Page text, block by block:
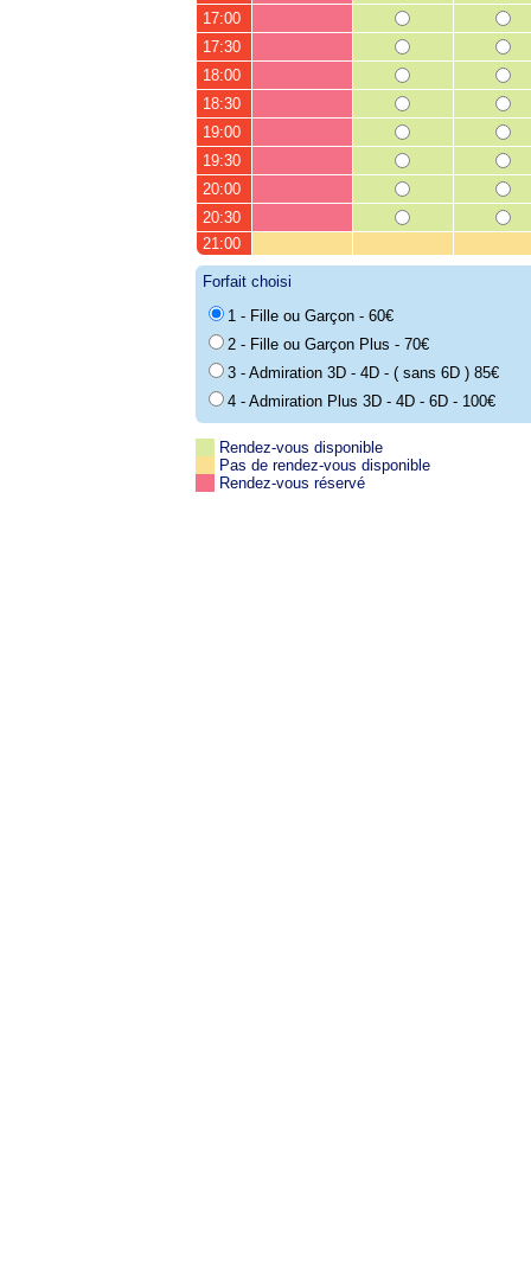
17:00
17:30
18:00
18:30
19:00
19:30
20:00
20:30
21:00
Forfait choisi
1 - Fille ou Garçon - 60€
2 - Fille ou Garçon Plus - 70€
3 - Admiration 3D - 4D - ( sans 6D ) 85€
4 - Admiration Plus 3D - 4D - 6D - 100€
Rendez-vous disponible
Pas de rendez-vous disponible
Rendez-vous réservé